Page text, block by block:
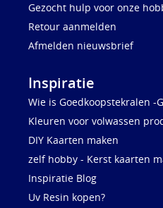
Gezocht hulp voor onze
Retour aanmelden
Afmelden nieuwsbrief
Inspiratie
Wie is Goedkoopstekralen -
Kleuren voor volwassen
DIY Kaarten maken
zelf hobby - Kerst kaarten
Inspiratie Blog
Uv Resin kopen?